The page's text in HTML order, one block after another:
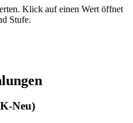
. Klick auf einen Wert öffnet
Stufe.
Neu)